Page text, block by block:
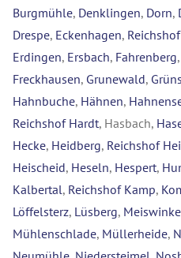
Burgmühle, Denklingen, Dorn,
Drespe, Eckenhagen,
Erdingen, Ersbach, Fahrenberg,
Freckhausen, Grunewald,
Hahnbuche, Hähnen,
Reichshof Hardt, Hasbach,
Hecke, Heidberg, Reichshof
Heischeid, Heseln, Hespert,
Kalbertal, Reichshof Kamp,
Löffelsterz, Lüsberg,
Mühlenschlade, Müllerheide,